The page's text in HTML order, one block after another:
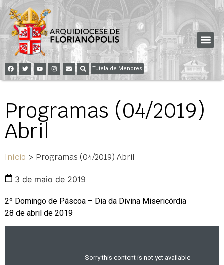
Tutela de Menores
Programas (04/2019)
Abril
Início > Programas (04/2019) Abril
3 de maio de 2019
2º Domingo de Páscoa – Dia da Divina Misericórdia
28 de abril de 2019